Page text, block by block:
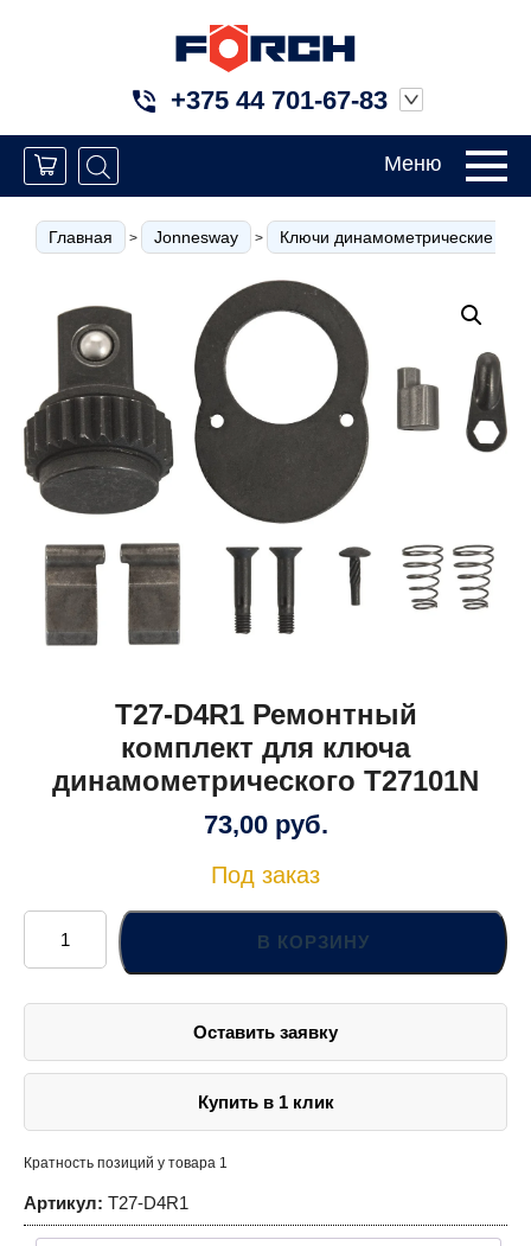
+375 44 701-67-83
Меню
Главная > Jonnesway > Ключи динамометрические и
T27-D4R1 Ремонтный
комплект для ключа
динамометрического T27101N
73,00 руб.
Под заказ
Количество
товара
D4R1
комплект
T27101N
В КОРЗИНУ
Оставить заявку
Купить в 1 клик
Кратность позиций у товара 1
Артикул: T27-D4R1